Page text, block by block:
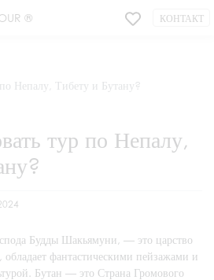
® КОНТАКТ
Непалу, Тибету и Бутану?
тур по Непалу,
Будды Шакьямуни, — это царство
фантастическими пейзажами и
Бутан — это Страна Громового